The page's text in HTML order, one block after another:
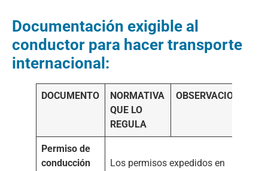
Documentación exigible al
conductor para hacer transporte
internacional:
DOCUMENTO
NORMATIVA
QUE LO
REGULA
OBSERVACIONES
Permiso de
conducción
Los permisos expedidos en